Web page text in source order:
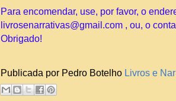
Para encomendar, use, por favor, o
livrosenarrativas@gmail.com , ou, o
Obrigado!
Publicada por Pedro Botelho Livros e